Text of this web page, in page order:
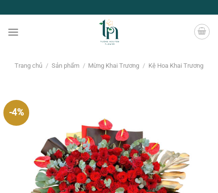
đến
nội
Trang chủ / Sản phẩm / Mừng Khai Trương / Kệ Hoa Khai Trương
-4%